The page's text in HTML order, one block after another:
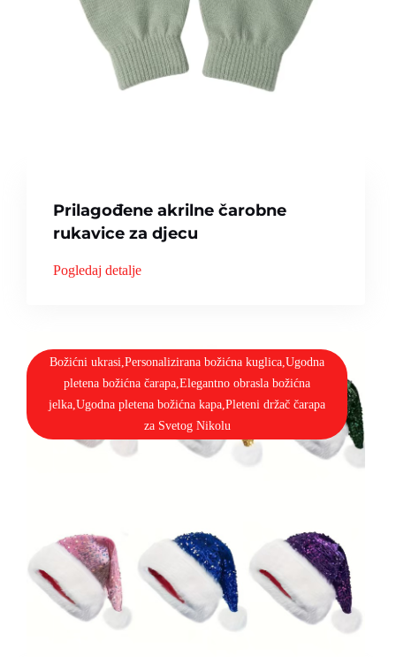
Prilagođene akrilne čarobne
rukavice za djecu
Pogledaj detalje
Božićni ukrasi,Personalizirana božićna kuglica,Ugodna
pletena božićna čarapa,Elegantno obrasla božićna
jelka,Ugodna pletena božićna kapa,Pleteni držač čarapa
za Svetog Nikolu